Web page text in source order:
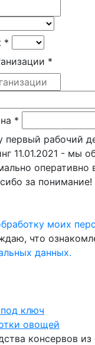
*
*
*
первый рабочий
11.01.2021 - мы
оперативно
за понимание!
моих
что
данных.
ключ
овощей
консервов